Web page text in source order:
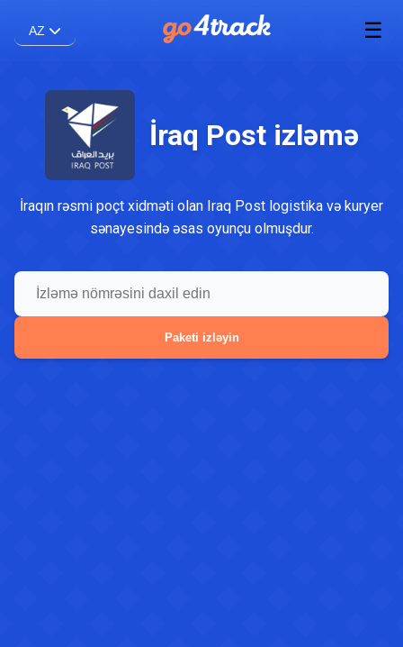
AZ ☰
İraq Post izləmə
İraqın rəsmi poçt xidməti olan Iraq Post logistika və kuryer
sənayesində əsas oyunçu olmuşdur.
Paketi izləyin